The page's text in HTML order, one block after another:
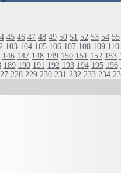
45 46 47 48 49 50 51 52 53 54 55
103 104 105 106 107 108 109 110
146 147 148 149 150 151 152 153
189 190 191 192 193 194 195 196
228 229 230 231 232 233 234